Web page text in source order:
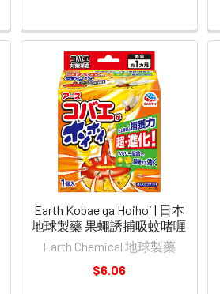
Earth Kobae ga Hoihoi | 日本
地球製藥 果蠅誘捕吸蚊啫喱
Earth Chemical 地球製藥
$6.06